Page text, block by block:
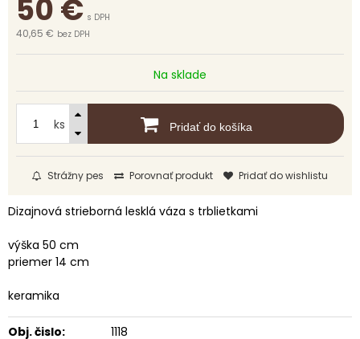
50€ s DPH
40,65 € bez DPH
Na sklade
ks Pridať do košíka
Strážny pes Porovnať produkt Pridať do wishlistu
Dizajnová strieborná lesklá váza s trblietkami
výška 50 cm
priemer 14 cm
keramika
Obj. čislo: 1118